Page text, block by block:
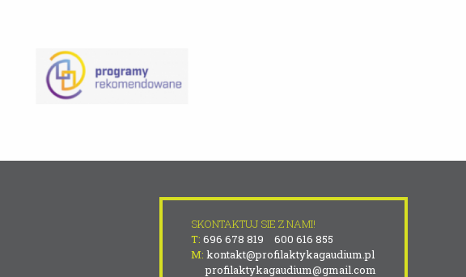
SKONTAKTUJ SIE Z NAMI!
T: 696 678 819
600 616 855
M: kontakt@profilaktykagaudium.pl
profilaktykagaudium@gmail.com